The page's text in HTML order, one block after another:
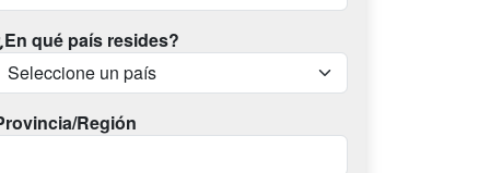
qué país resides?
Región